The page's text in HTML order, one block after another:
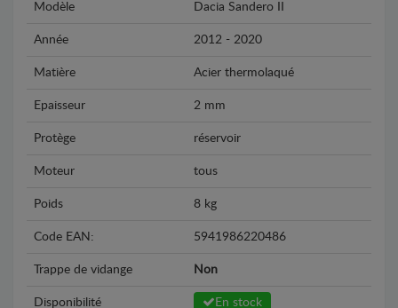
Modèle Dacia Sandero II
Année 2012 - 2020
Matière Acier thermolaqué
Epaisseur 2 mm
Protège réservoir
Moteur tous
Poids 8 kg
Code EAN: 5941986220486
Trappe de vidange Non
Disponibilité En stock